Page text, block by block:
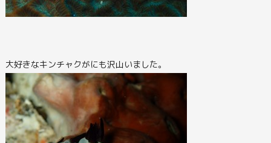
大好きなキンチャクがにも沢山いました。